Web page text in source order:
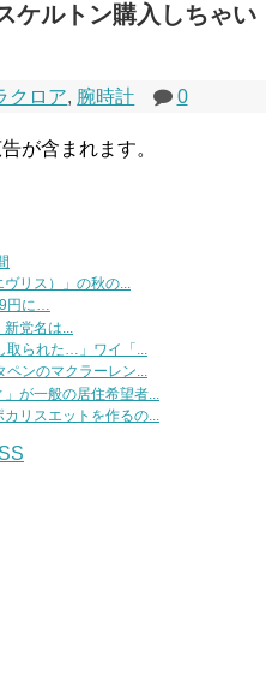
ケルトン購入しちゃい
クロア, 腕時計 0
が含まれます。
リス）」の秋の...
円に…
党名は...
取られた…」ワイ「...
ペンのマクラーレン...
が一般の居住希望者...
リスエットを作るの...